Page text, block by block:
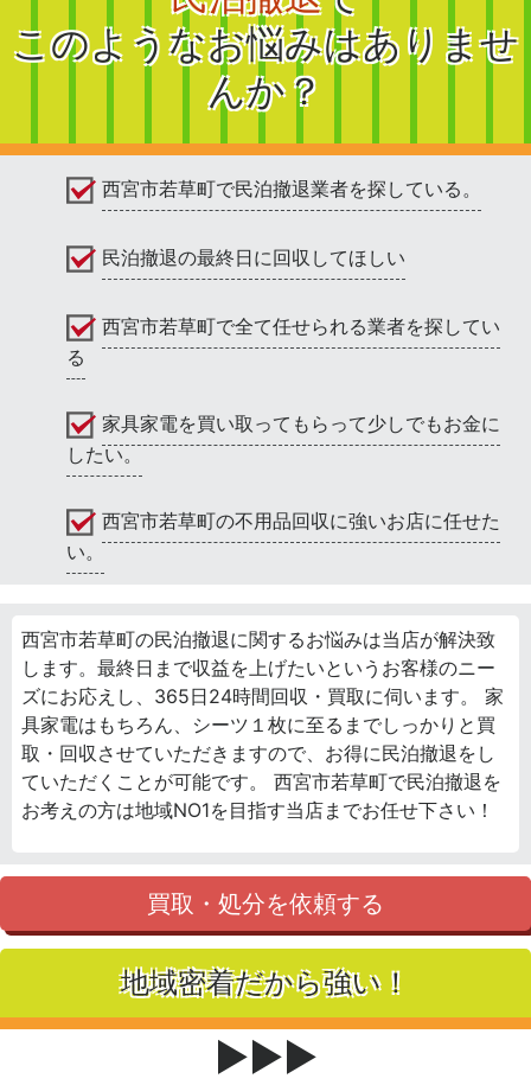
このようなお悩みはありませ
んか？
西宮市若草町で民泊撤退業者を探している。
民泊撤退の最終日に回収してほしい
西宮市若草町で全て任せられる業者を探してい
る
家具家電を買い取ってもらって少しでもお金に
したい。
西宮市若草町の不用品回収に強いお店に任せた
い。
西宮市若草町の民泊撤退に関するお悩みは当店が解決致
します。最終日まで収益を上げたいというお客様のニー
ズにお応えし、365日24時間回収・買取に伺います。 家
具家電はもちろん、シーツ１枚に至るまでしっかりと買
取・回収させていただきますので、お得に民泊撤退をし
ていただくことが可能です。 西宮市若草町で民泊撤退を
お考えの方は地域NO1を目指す当店までお任せ下さい！
買取・処分を依頼する
地域密着だから強い！
▶▶▶